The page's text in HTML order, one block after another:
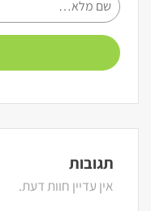
תגובות
אין עדיין חוות דעת.